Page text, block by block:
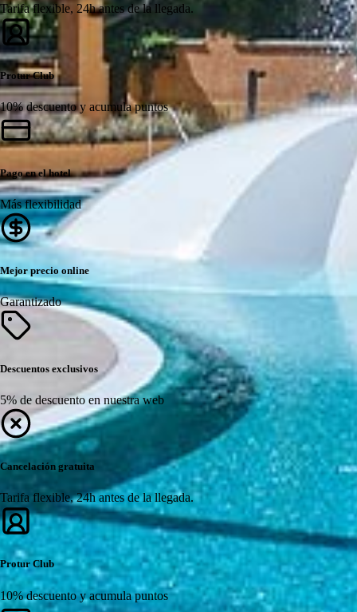
Tarifa flexible, 24h antes de la llegada.
Protur Club
10% descuento y acumula puntos
Pago en el hotel
Más flexibilidad
Mejor precio online
Garantizado
Descuentos exclusivos
5% de descuento en nuestra web
Cancelación gratuita
Tarifa flexible, 24h antes de la llegada.
Protur Club
10% descuento y acumula puntos